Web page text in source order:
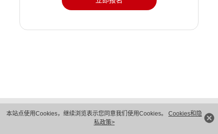
本站点使用Cookies，继续浏览表示您同意我们使用Cookies。 Cookies和隐
私政策>
隐私保护
法律声明